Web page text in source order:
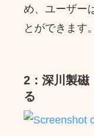
め、ユーザー
とができます。
2：深川製磁
る